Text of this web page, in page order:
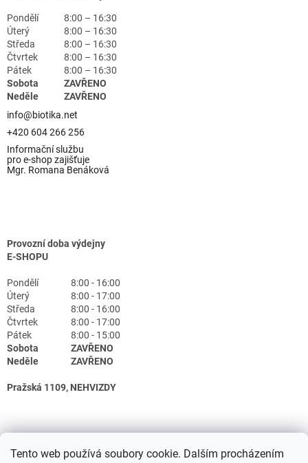
Tento web používá soubory cookie. Dalším procházením
Pondělí
8:00 – 16:30
Úterý
8:00 – 16:30
Středa
8:00 – 16:30
Čtvrtek
8:00 – 16:30
Pátek
8:00 – 16:30
Sobota
ZAVŘENO
Neděle
ZAVŘENO
info@biotika.net
+420 604 266 256
Informační službu
pro e-shop zajišťuje
Mgr. Romana Benáková
Provozní doba výdejny
E-SHOPU
Pondělí
8:00 - 16:00
Úterý
8:00 - 17:00
Středa
8:00 - 16:00
Čtvrtek
8:00 - 17:00
Pátek
8:00 - 15:00
Sobota
ZAVŘENO
Neděle
ZAVŘENO
Pražská 1109, NEHVIZDY